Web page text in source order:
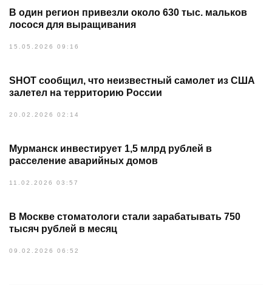
В один регион привезли около 630 тыс. мальков
лосося для выращивания
15.05.2026 09:16
SHOT сообщил, что неизвестный самолет из США
залетел на территорию России
20.02.2026 02:14
Мурманск инвестирует 1,5 млрд рублей в
расселение аварийных домов
11.02.2026 03:57
В Москве стоматологи стали зарабатывать 750
тысяч рублей в месяц
09.02.2026 06:52